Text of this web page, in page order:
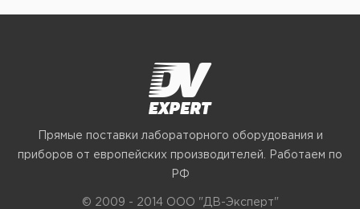
Прямые поставки лабораторного оборудования и
приборов от европейских производителей. Работаем по
РФ
© 2009 - 2014 ООО "ДВ-Эксперт"